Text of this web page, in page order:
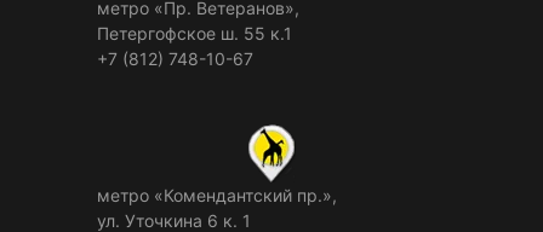
метро «Пр. Ветеранов»,
Петергофское ш. 55 к.1
+7 (812) 748-10-67
метро «Комендантский пр.»,
ул. Уточкина 6 к. 1